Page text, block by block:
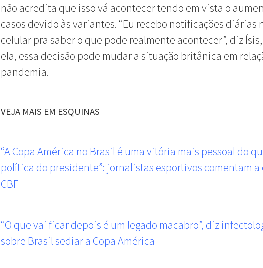
não acredita que isso vá acontecer tendo em vista o
casos devido às variantes. “Eu recebo notificações diárias
celular pra saber o que pode realmente acontecer”, diz
ela, essa decisão pode mudar a situação britânica em
pandemia.
VEJA MAIS EM ESQUINAS
“A Copa América no Brasil é uma vitória mais pessoal do
política do presidente”: jornalistas esportivos comentam a
CBF
“O que vai ficar depois é um legado macabro”, diz
sobre Brasil sediar a Copa América